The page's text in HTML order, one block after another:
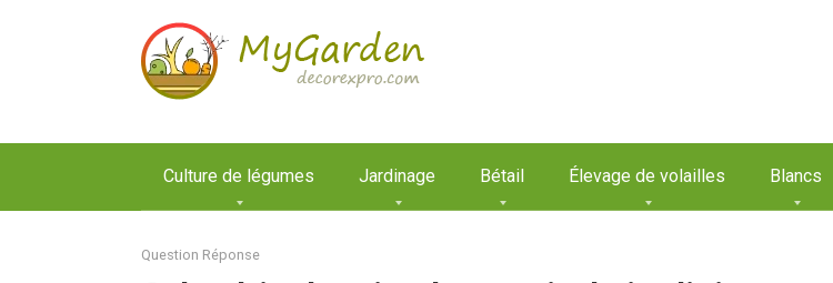
Culture de légumes Jardinage Bétail Élevage de volailles Blancs
Question Réponse